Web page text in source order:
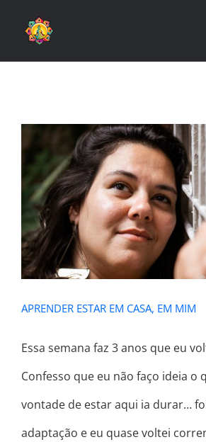
APRENDER ESTAR EM
APRENDER ESTAR EM CASA, EM MIM
Essa semana faz 3 anos que eu
Confesso que eu não faço ideia o
vontade de estar aqui ia durar…
adaptação e eu quase voltei